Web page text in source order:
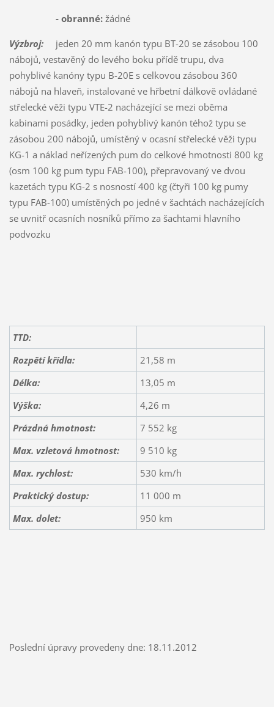
- obranné:žádné
Výzbroj:jeden 20 mm kanón typu BT-20 se zásobou 100
nábojů, vestavěný do levého boku přídě trupu, dva
pohyblivé kanóny typu B-20E s celkovou zásobou 360
nábojů na hlaveň, instalované ve hřbetní dálkově ovládané
střelecké věži typu VTE-2 nacházející se mezi oběma
kabinami posádky, jeden pohyblivý kanón téhož typu se
zásobou 200 nábojů, umístěný v ocasní střelecké věži typu
KG-1 a náklad neřízených pum do celkové hmotnosti 800 kg
(osm 100 kg pum typu FAB-100), přepravovaný ve dvou
kazetách typu KG-2 s nosností 400 kg (čtyři 100 kg pumy
typu FAB-100) umístěných po jedné v šachtách nacházejících
se uvnitř ocasních nosníků přímo za šachtami hlavního
podvozku
TTD:
Rozpětí křídla:
21,58 m
Délka:
13,05 m
Výška:
4,26 m
Prázdná hmotnost:
7 552 kg
Max. vzletová hmotnost:
9 510 kg
Max. rychlost:
530 km/h
Praktický dostup:
11 000 m
Max. dolet:
950 km
Poslední úpravy provedeny dne: 18.11.2012